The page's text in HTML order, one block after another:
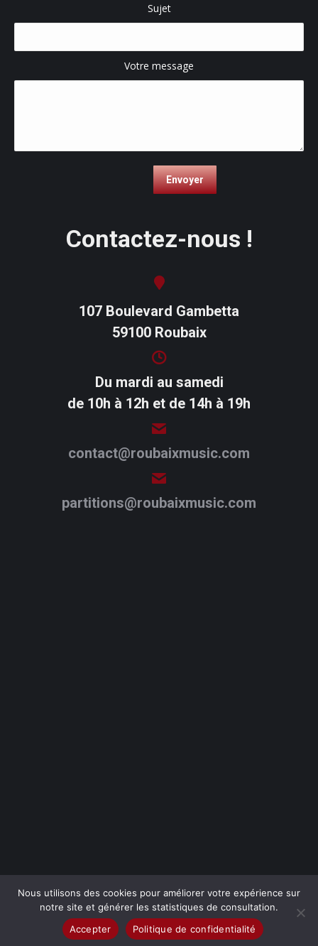
Sujet
Votre message
Contactez-nous !
107 Boulevard Gambetta
59100 Roubaix
Du mardi au samedi
de 10h à 12h et de 14h à 19h
contact@roubaixmusic.com
partitions@roubaixmusic.com
Mentions légales / Politique de confidentialité-Nous
intervenons dans toute la Métropole lilloise-Création site
Nous utilisons des cookies pour améliorer votre expérience sur
notre site et générer les statistiques de consultation.
Accepter
Politique de confidentialité